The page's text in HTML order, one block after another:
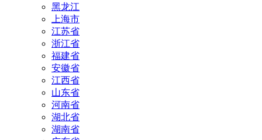
黑龙江
上海市
江苏省
浙江省
福建省
安徽省
江西省
山东省
河南省
湖北省
湖南省